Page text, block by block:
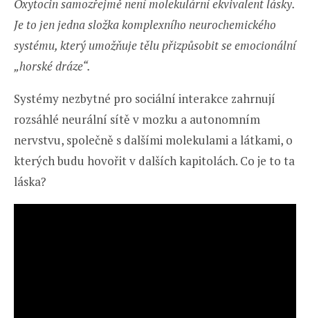
Oxytocin samozřejmě není molekulární ekvivalent lásky.
Je to jen jedna složka komplexního neurochemického
systému, který umožňuje tělu přizpůsobit se emocionální
„horské dráze“.
Systémy nezbytné pro sociální interakce zahrnují
rozsáhlé neurální sítě v mozku a autonomním
nervstvu, společně s dalšími molekulami a látkami, o
kterých budu hovořit v dalších kapitolách. Co je to ta
láska?